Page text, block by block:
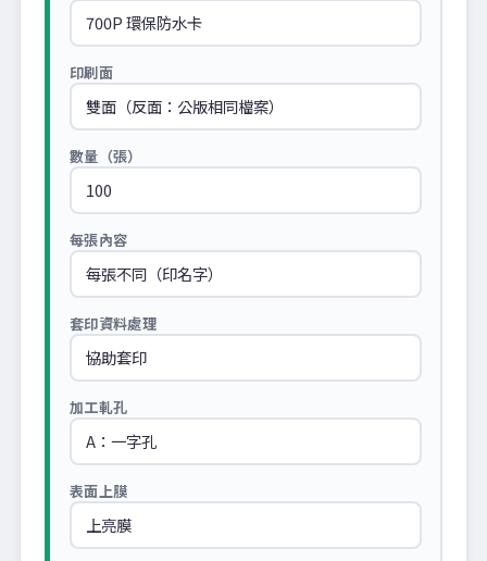
印刷面
數量（張）
每張內容
套印資料處理
加工軋孔
表面上膜